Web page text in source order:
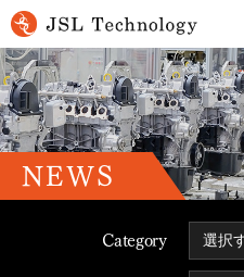
NEWS
Category